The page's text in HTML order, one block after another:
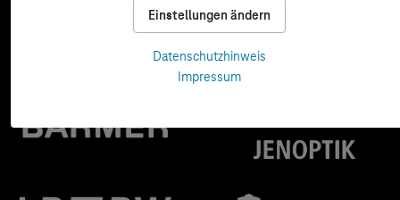
Einstellungen ändern
Datenschutzhinweis
Impressum